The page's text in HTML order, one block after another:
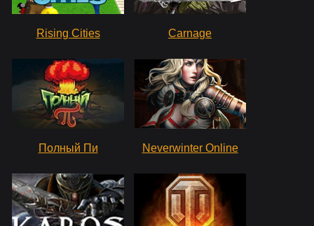
Rising Cities Carnage
Полный Пи Neverwinter Online